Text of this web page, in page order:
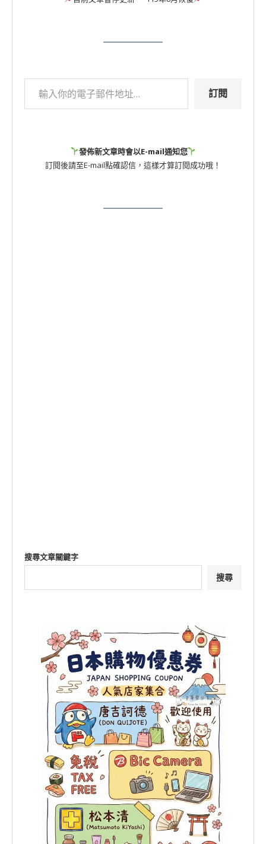
訂閱
發佈新文章時會以E-mail通知您
訂閱後請至E-mail點確認信，這樣才算訂閱成功哦！
搜尋文章關鍵字
搜尋